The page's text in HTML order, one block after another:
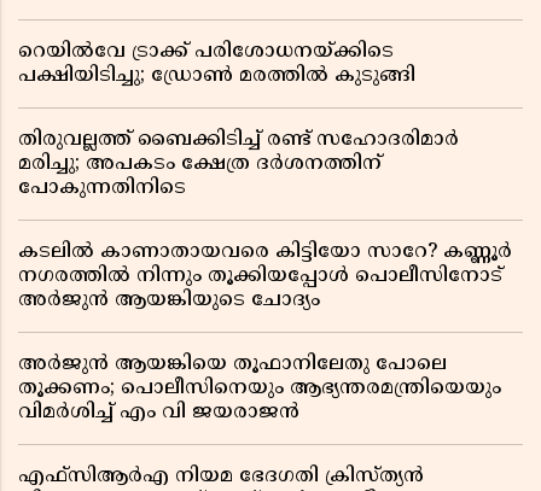
റെയിൽവേ ട്രാക്ക് പരിശോധനയ്ക്കിടെ
പക്ഷിയിടിച്ചു; ഡ്രോൺ മരത്തിൽ കുടുങ്ങി
തിരുവല്ലത്ത് ബൈക്കിടിച്ച് രണ്ട് സഹോദരിമാർ
മരിച്ചു; അപകടം ക്ഷേത്ര ദർശനത്തിന്
പോകുന്നതിനിടെ
കടലിൽ കാണാതായവരെ കിട്ടിയോ സാറേ? കണ്ണൂർ
നഗരത്തിൽ നിന്നും തൂക്കിയപ്പോൾ പൊലീസിനോട്
അർജുൻ ആയങ്കിയുടെ ചോദ്യം
അർജുൻ ആയങ്കിയെ തൂഫാനിലേതു പോലെ
തൂക്കണം; പൊലീസിനെയും ആഭ്യന്തരമന്ത്രിയെയും
വിമർശിച്ച് എം വി ജയരാജൻ
എഫ്സിആർഎ നിയമ ഭേദഗതി ക്രിസ്ത്യൻ